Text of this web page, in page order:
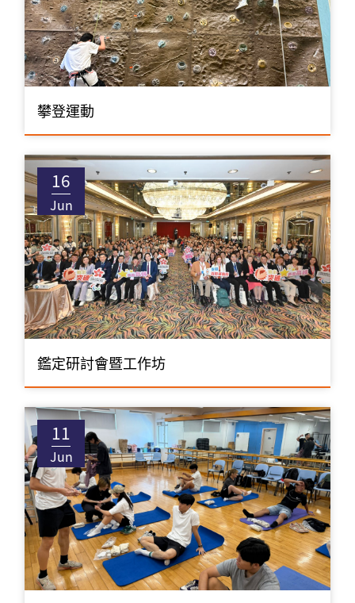
攀登運動
16
Jun
鑑定研討會暨工作坊
11
Jun